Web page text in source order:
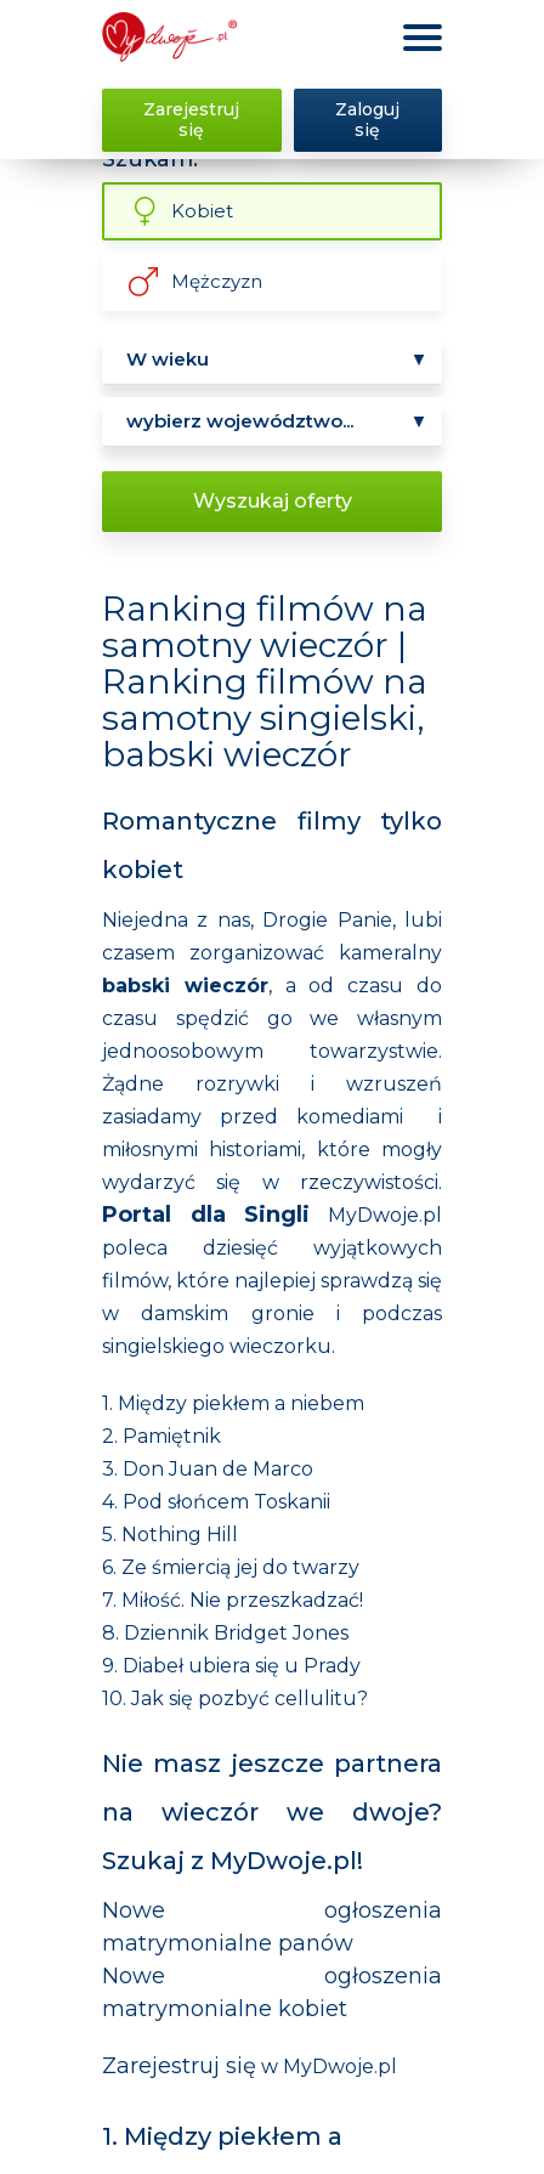
Zarejestruj
się
Zaloguj
się
Szukam:
Kobiet
Mężczyzn
Wyszukaj oferty
Ranking filmów na
samotny wieczór |
Ranking filmów na
samotny singielski,
babski wieczór
Romantyczne filmy tylko
kobiet
Niejedna z nas, Drogie Panie, lubi
czasem zorganizować kameralny
babski wieczór, a od czasu do
czasu spędzić go we własnym
jednoosobowym towarzystwie.
Żądne rozrywki i wzruszeń
zasiadamy przed komediami i
miłosnymi historiami, które mogły
wydarzyć się w rzeczywistości.
Portal dla Singli MyDwoje.pl
poleca dziesięć wyjątkowych
filmów, które najlepiej sprawdzą się
w damskim gronie i podczas
singielskiego wieczorku.
1. Między piekłem a niebem
2. Pamiętnik
3. Don Juan de Marco
4. Pod słońcem Toskanii
5. Nothing Hill
6. Ze śmiercią jej do twarzy
7. Miłość. Nie przeszkadzać!
8. Dziennik Bridget Jones
9. Diabeł ubiera się u Prady
10. Jak się pozbyć cellulitu?
Nie masz jeszcze partnera
na wieczór we dwoje?
Szukaj z MyDwoje.pl!
Nowe ogłoszenia
matrymonialne panów
Nowe ogłoszenia
matrymonialne kobiet
Zarejestruj się w MyDwoje.pl
1. Między piekłem a